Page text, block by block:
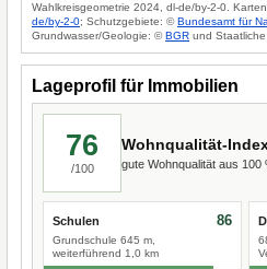
Wahlkreisgeometrie 2024, dl-de/by-2-0.
de/by-2-0; Schutzgebiete: ©Bundesamt für
Grundwasser/Geologie: ©BGR und Staatliche
Lageprofil für Immobilien
76
/100
Wohnqualität-
gute Wohnqualität aus 100
Schulen
Grundschule 645 m,
weiterführend 1,0 km
86